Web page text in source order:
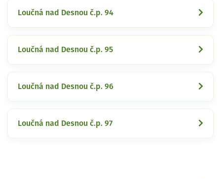
Loučná nad Desnou č.p. 94
Loučná nad Desnou č.p. 95
Loučná nad Desnou č.p. 96
Loučná nad Desnou č.p. 97